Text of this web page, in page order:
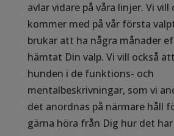
avlar vidare på våra linjer. Vi
kommer med på vår första
brukar att ha några månader
hämtat Din valp. Vi vill också
hunden i de funktions- och
mentalbeskrivningar, som vi
det anordnas på närmare håll
gärna höra från Dig hur det